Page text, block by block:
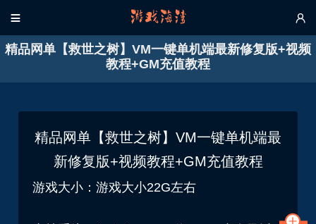
 
精品网单【救世之树】VM一键单机端最新修复版+视频
教程+GM充值教程
精品网单【救世之树】VM一键单机端最
新修复版+视频教程+GM充值教程
游戏大小：游戏大小22G左右